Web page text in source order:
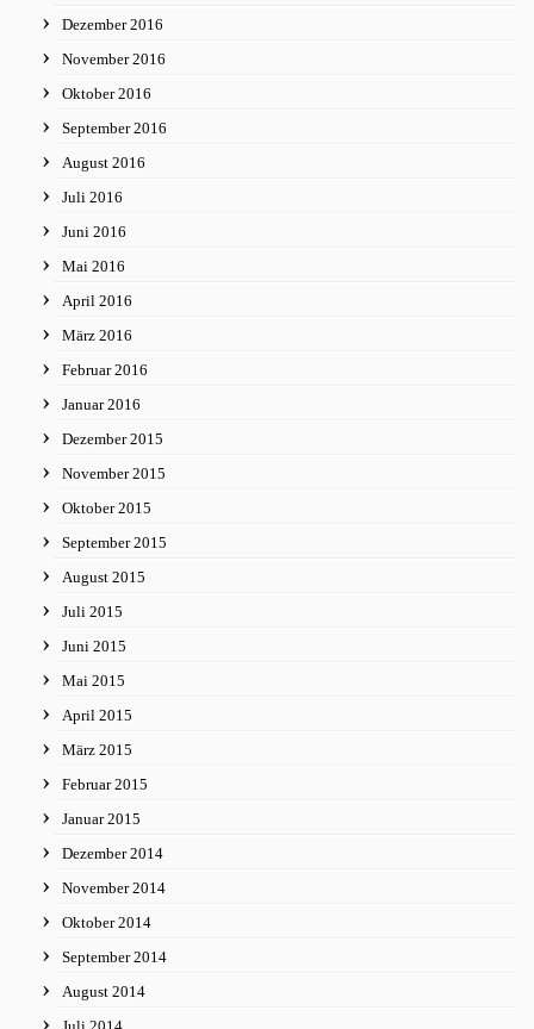
Dezember 2016
November 2016
Oktober 2016
September 2016
August 2016
Juli 2016
Juni 2016
Mai 2016
April 2016
März 2016
Februar 2016
Januar 2016
Dezember 2015
November 2015
Oktober 2015
September 2015
August 2015
Juli 2015
Juni 2015
Mai 2015
April 2015
März 2015
Februar 2015
Januar 2015
Dezember 2014
November 2014
Oktober 2014
September 2014
August 2014